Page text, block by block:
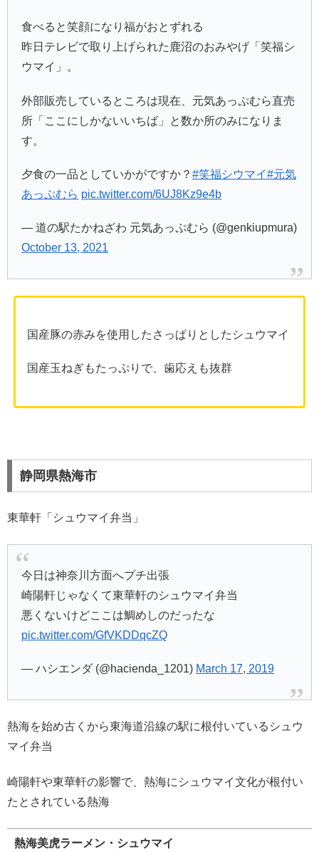
食べると笑顔になり福がおとずれる
昨日テレビで取り上げられた鹿沼のおみやげ「笑福シ
ウマイ」。
外部販売しているところは現在、元気あっぷむら直売
所「ここにしかないいちば」と数か所のみになりま
す。
夕食の一品としていかがですか？#笑福シウマイ#元気
あっぷむら pic.twitter.com/6UJ8Kz9e4b
— 道の駅たかねざわ 元気あっぷむら (@genkiupmura)
October 13, 2021
国産豚の赤みを使用したさっぱりとしたシュウマイ
国産玉ねぎもたっぷりで、歯応えも抜群
静岡県熱海市
東華軒「シュウマイ弁当」
今日は神奈川方面へプチ出張
崎陽軒じゃなくて東華軒のシュウマイ弁当
悪くないけどここは鯛めしのだったな
pic.twitter.com/GfVKDDqcZQ
— ハシエンダ (@hacienda_1201) March 17, 2019
熱海を始め古くから東海道沿線の駅に根付いているシュウ
マイ弁当
崎陽軒や東華軒の影響で、熱海にシュウマイ文化が根付い
たとされている熱海
熱海美虎ラーメン・シュウマイ